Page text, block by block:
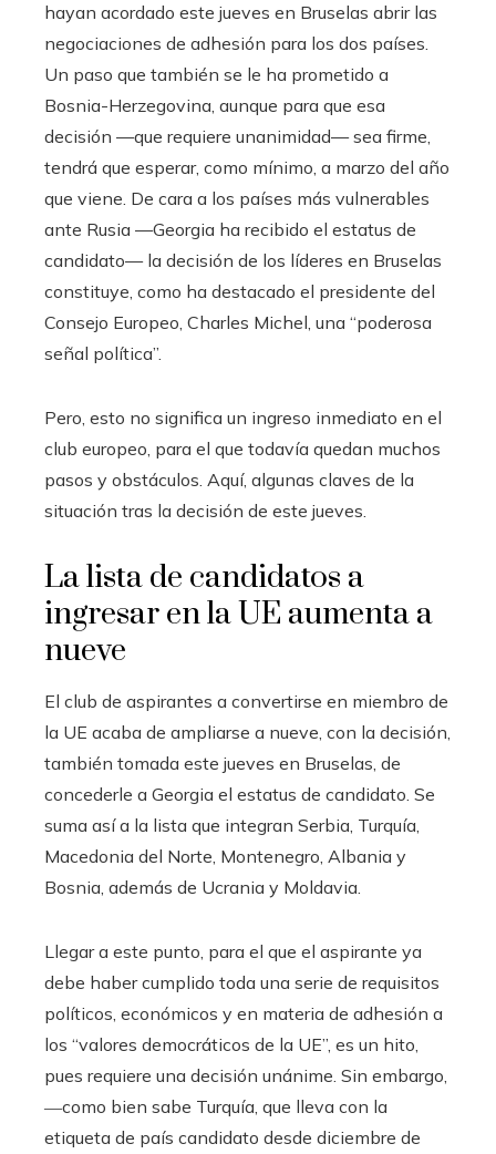
hayan acordado este jueves en Bruselas abrir las
negociaciones de adhesión para los dos países.
Un paso que también se le ha prometido a
Bosnia-Herzegovina, aunque para que esa
decisión —que requiere unanimidad— sea firme,
tendrá que esperar, como mínimo, a marzo del año
que viene. De cara a los países más vulnerables
ante Rusia —Georgia ha recibido el estatus de
candidato— la decisión de los líderes en Bruselas
constituye, como ha destacado el presidente del
Consejo Europeo, Charles Michel, una “poderosa
señal política”.
Pero, esto no significa un ingreso inmediato en el
club europeo, para el que todavía quedan muchos
pasos y obstáculos. Aquí, algunas claves de la
situación tras la decisión de este jueves.
La lista de candidatos a
ingresar en la UE aumenta a
nueve
El club de aspirantes a convertirse en miembro de
la UE acaba de ampliarse a nueve, con la decisión,
también tomada este jueves en Bruselas, de
concederle a Georgia el estatus de candidato. Se
suma así a la lista que integran Serbia, Turquía,
Macedonia del Norte, Montenegro, Albania y
Bosnia, además de Ucrania y Moldavia.
Llegar a este punto, para el que el aspirante ya
debe haber cumplido toda una serie de requisitos
políticos, económicos y en materia de adhesión a
los “valores democráticos de la UE”, es un hito,
pues requiere una decisión unánime. Sin embargo,
―como bien sabe Turquía, que lleva con la
etiqueta de país candidato desde diciembre de